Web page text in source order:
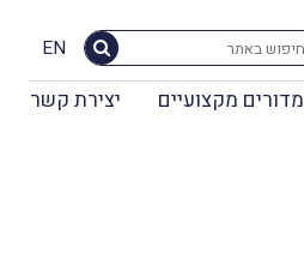
EN
מדורים מקצועיים יצירת קשר